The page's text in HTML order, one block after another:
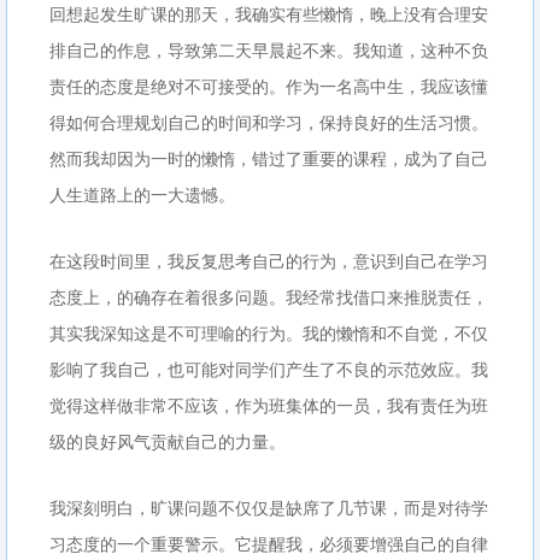
回想起发生旷课的那天，我确实有些懒惰，晚上没有合理安
排自己的作息，导致第二天早晨起不来。我知道，这种不负
责任的态度是绝对不可接受的。作为一名高中生，我应该懂
得如何合理规划自己的时间和学习，保持良好的生活习惯。
然而我却因为一时的懒惰，错过了重要的课程，成为了自己
人生道路上的一大遗憾。
在这段时间里，我反复思考自己的行为，意识到自己在学习
态度上，的确存在着很多问题。我经常找借口来推脱责任，
其实我深知这是不可理喻的行为。我的懒惰和不自觉，不仅
影响了我自己，也可能对同学们产生了不良的示范效应。我
觉得这样做非常不应该，作为班集体的一员，我有责任为班
级的良好风气贡献自己的力量。
我深刻明白，旷课问题不仅仅是缺席了几节课，而是对待学
习态度的一个重要警示。它提醒我，必须要增强自己的自律